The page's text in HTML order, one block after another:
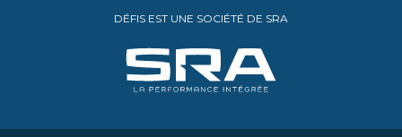
DÉFIS EST UNE SOCIÉTÉ DE SRA